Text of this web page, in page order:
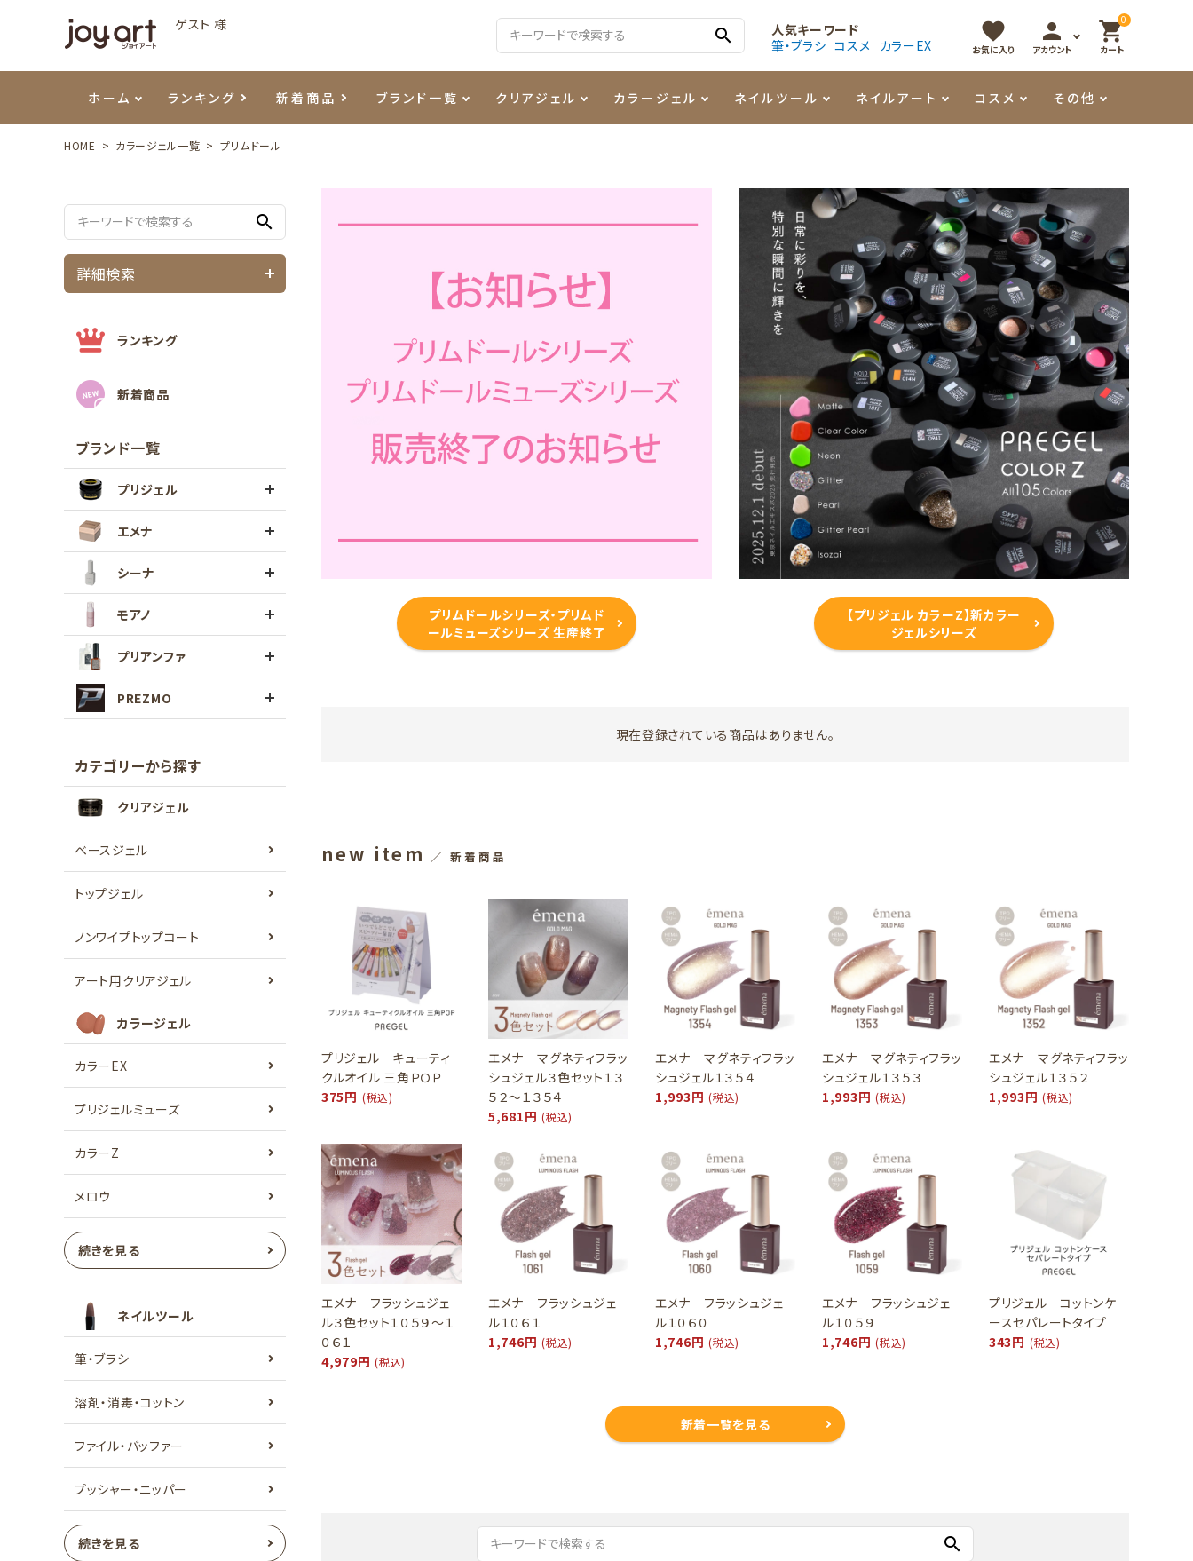
ゲスト 様
search
人気キーワード
筆・ブラシ コスメ カラーEX
favorite
お気に入り
person
アカウント
0
shopping_cart
カート
ホーム ランキング 新着商品 ブランド一覧
モアノ プリアンファ PREZMO
クリアジェル カラージェル
ウェービージェル テラコッタジェル ニュアンスジェル 3Dクレイジェル
マグネティジェル マグネティフラッシュジェル メタリックジェル
フラッシュジェル シーナカラージェルポリッシュ その他カラージェル
ネイルツール
ネイルケア用品 ピンセット・シザー・スパチュラ チャート・チップ関連 容器・ポーチ
ネイルマシン
ネイルアート
メタルパーツ パウダー・フレーク レジン・モールド その他
コスメ その他
HOME カラージェル一覧 プリムドール
search
詳細検索
ランキング
新着商品
ブランド一覧
プリジェル
エメナ
シーナ
モアノ
プリアンファ
PREZMO
カテゴリーから探す
クリアジェル
ベースジェル
トップジェル
ノンワイプトップコート
アート用クリアジェル
カラージェル
カラーEX
プリジェルミューズ
カラーZ
メロウ
続きを見る
ネイルツール
筆・ブラシ
溶剤・消毒・コットン
ファイル・バッファー
プッシャー・ニッパー
続きを見る
プリムドールシリーズ・プリムド
ールミューズシリーズ 生産終了
【プリジェル カラーZ】新カラー
ジェルシリーズ
現在登録されている商品はありません。
new item ／ 新着商品
プリジェル キューティ
クルオイル 三角ＰＯＰ
375円 (税込)
エメナ マグネティフラッ
シュジェル３色セット１３
５２～１３５４
5,681円 (税込)
エメナ マグネティフラッ
シュジェル１３５４
1,993円 (税込)
エメナ マグネティフラッ
シュジェル１３５３
1,993円 (税込)
エメナ マグネティフラッ
シュジェル１３５２
1,993円 (税込)
エメナ フラッシュジェ
ル３色セット１０５９～１
０６１
4,979円 (税込)
エメナ フラッシュジェ
ル１０６１
1,746円 (税込)
エメナ フラッシュジェ
ル１０６０
1,746円 (税込)
エメナ フラッシュジェ
ル１０５９
1,746円 (税込)
プリジェル コットンケ
ースセパレートタイプ
343円 (税込)
新着一覧を見る
search